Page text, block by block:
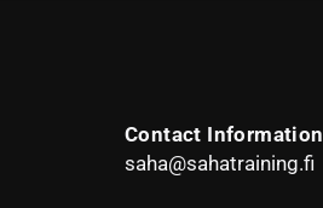
Contact Information
saha@sahatraining.fi